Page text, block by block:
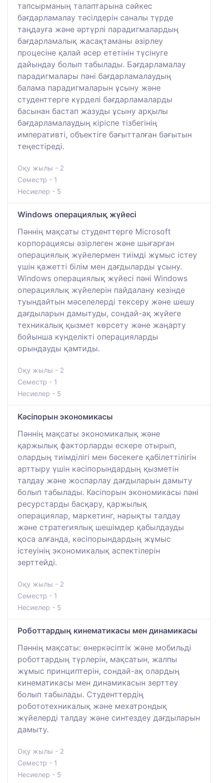
тапсырманың талаптарына сәйкес
бағдарламалау тәсілдерін саналы түрде
таңдауға және әртүрлі парадигмалардың
бағдарламалық жасақтаманы әзірлеу
процесіне қалай әсер ететінін түсінуге
дайындау болып табылады. Бағдарламалау
парадигмалары пәні бағдарламалаудың
балама парадигмаларын ұсыну және
студенттерге күрделі бағдарламаларды
басынан бастап жазуды ұсыну арқылы
бағдарламалаудың кіріспе тізбегінің
императивті, объектіге бағытталған бағытын
теңестіреді.
Оқу жылы - 2
Семестр - 1
Несиелер - 5
Windows операциялық жүйесі
Пәннің мақсаты студенттерге Microsoft
корпорациясы әзірлеген және шығарған
операциялық жүйелермен тиімді жұмыс істеу
үшін қажетті білім мен дағдыларды ұсыну.
Windows операциялық жүйесі пәні Windows
операциялық жүйелерін пайдалану кезінде
туындайтын мәселелерді тексеру және шешу
дағдыларын дамытуды, сондай-ақ жүйеге
техникалық қызмет көрсету және жаңарту
бойынша күнделікті операцияларды
орындауды қамтиды.
Оқу жылы - 2
Семестр - 1
Несиелер - 5
Кәсіпорын экономикасы
Пәннің мақсаты экономикалық және
қаржылық факторларды ескере отырып,
олардың тиімділігі мен бәсекеге қабілеттілігін
арттыру үшін кәсіпорындардың қызметін
талдау және жоспарлау дағдыларын дамыту
болып табылады. Кәсіпорын экономикасы пәні
ресурстарды басқару, қаржылық
операциялар, маркетинг, нарықты талдау
және стратегиялық шешімдер қабылдауды
қоса алғанда, кәсіпорындардың жұмыс
істеуінің экономикалық аспектілерін
зерттейді.
Оқу жылы - 2
Семестр - 1
Несиелер - 5
Роботтардың кинематикасы мен динамикасы
Пәннің мақсаты: өнеркәсіптік және мобильді
роботтардың түрлерін, мақсатын, жалпы
жұмыс принциптерін, сондай-ақ олардың
кинематикасы мен динамикасын зерттеу
болып табылады. Студенттердің
робототехникалық және мехатрондық
жүйелерді талдау және синтездеу дағдыларын
дамыту.
Оқу жылы - 2
Семестр - 1
Несиелер - 5